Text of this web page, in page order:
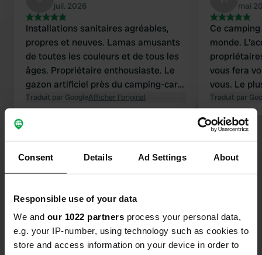
Consent Details Ad Settings About
Responsible use of your data
We and our 1022 partners process your personal data,
e.g. your IP-number, using technology such as cookies to
store and access information on your device in order to
juil. 2026
Installations sanitaires agréables,
propres et neuves. Lamas amusants
de toutes les couleurs et de tous les
âges. Propriétaire enthousiaste. Le
gazon artificiel près du camping-car
est agréable.
Traduit par GoogleAfficher l'original
mai
Ce
monde.
vous fera
vous. Le
camping
gazon
et profiter
Traduit par
Emplacement
Dominicusweg 3
6105 BD, Maria Hoop, Pays-Bas
Copie